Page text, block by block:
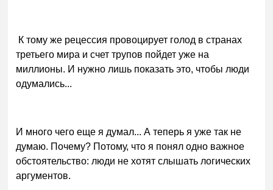
К тому же рецессия провоцирует голод в странах
третьего мира и счет трупов пойдет уже на
миллионы. И нужно лишь показать это, чтобы люди
одумались...
И много чего еще я думал... А теперь я уже так не
думаю. Почему? Потому, что я понял одно важное
обстоятельство: люди не хотят слышать логических
аргументов.